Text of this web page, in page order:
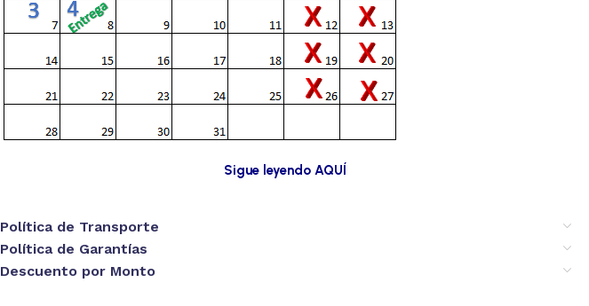
Sigue leyendo AQUÍ
Política de Transporte
Política de Garantías
Descuento por Monto